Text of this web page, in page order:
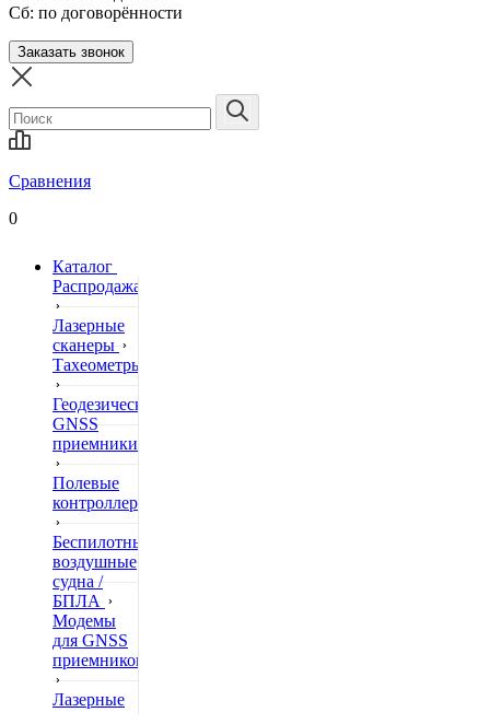
Сб: по договорённости
Заказать звонок
Сравнения
0
Каталог
Распродажа
Лазерные
сканеры
Тахеометры
Геодезические
GNSS
приемники
Полевые
контроллеры
Беспилотные
воздушные
судна /
БПЛА
Модемы
для GNSS
приемников
Лазерные